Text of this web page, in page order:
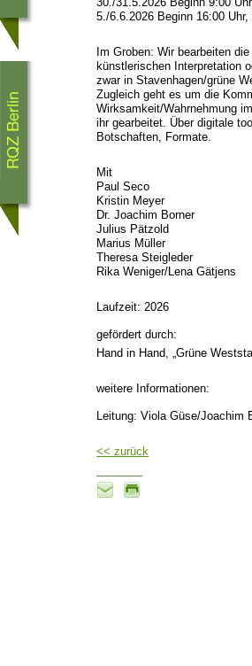
30./31.5.2026 Beginn 9:00
5./6.6.2026 Beginn 16:00
Im Groben: Wir bearbeiten
künstlerischen Interpretation
zwar in Stavenhagen/grüne
Zugleich geht es um die
Wirksamkeit/Wahrnehmung
ihr gearbeitet. Über digitale
Botschaften, Formate.
Mit
Paul Seco
Kristin Meyer
Dr. Joachim Borner
Julius Pätzold
Marius Müller
Theresa Steigleder
Rika Weniger/Lena Gätjens
Laufzeit: 2026
gefördert durch:
Hand in Hand, „Grüne
weitere Informationen:
Leitung: Viola Güse/Joachim
<< zurück